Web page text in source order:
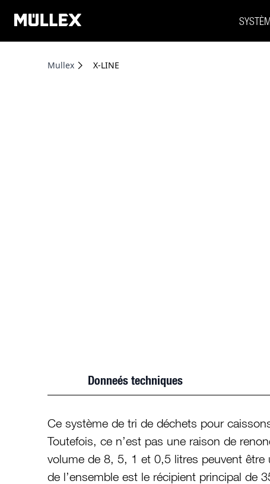
Mullex X-LINE
Donneés techniques
Ce système de tri de déchets pour
Toutefois, ce n’est pas une raison de
volume de 8, 5, 1 et 0,5 litres peuvent
de l’ensemble est le récipient principal de